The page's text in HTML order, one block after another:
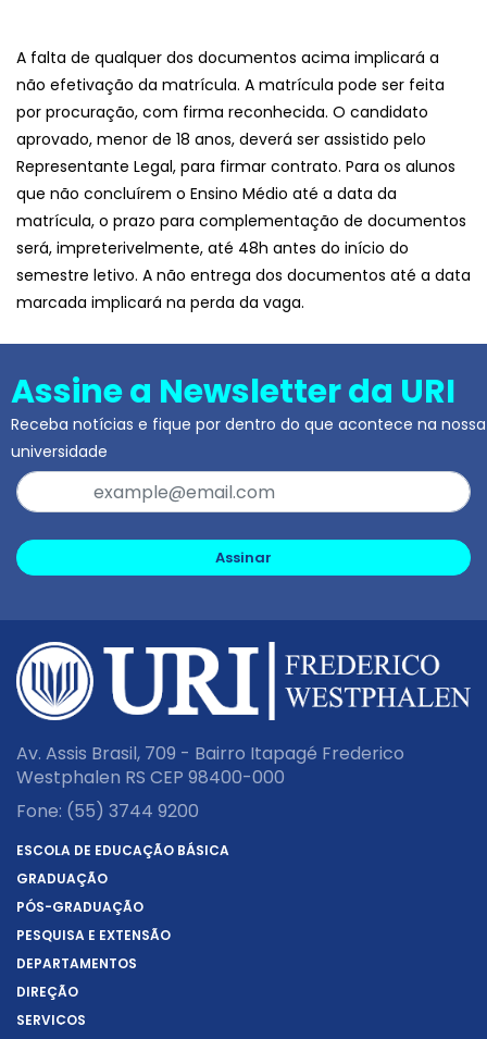
A falta de qualquer dos documentos acima implicará a
não efetivação da matrícula. A matrícula pode ser feita
por procuração, com firma reconhecida. O candidato
aprovado, menor de 18 anos, deverá ser assistido pelo
Representante Legal, para firmar contrato. Para os alunos
que não concluírem o Ensino Médio até a data da
matrícula, o prazo para complementação de documentos
será, impreterivelmente, até 48h antes do início do
semestre letivo. A não entrega dos documentos até a data
marcada implicará na perda da vaga.
Assine a Newsletter da URI
Receba notícias e fique por dentro do que acontece na nossa
universidade
Assinar
Av. Assis Brasil, 709 - Bairro Itapagé Frederico
Westphalen RS CEP 98400-000
Fone: (55) 3744 9200
ESCOLA DE EDUCAÇÃO BÁSICA
GRADUAÇÃO
PÓS-GRADUAÇÃO
PESQUISA E EXTENSÃO
DEPARTAMENTOS
DIREÇÃO
SERVIÇOS